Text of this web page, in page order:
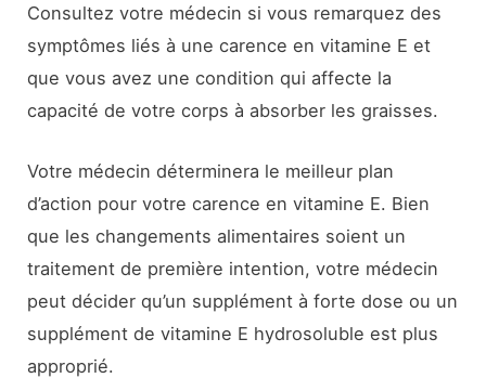
Consultez votre médecin si vous remarquez des
symptômes liés à une carence en vitamine E et
que vous avez une condition qui affecte la
capacité de votre corps à absorber les graisses.
Votre médecin déterminera le meilleur plan
d’action pour votre carence en vitamine E. Bien
que les changements alimentaires soient un
traitement de première intention, votre médecin
peut décider qu’un supplément à forte dose ou un
supplément de vitamine E hydrosoluble est plus
approprié.